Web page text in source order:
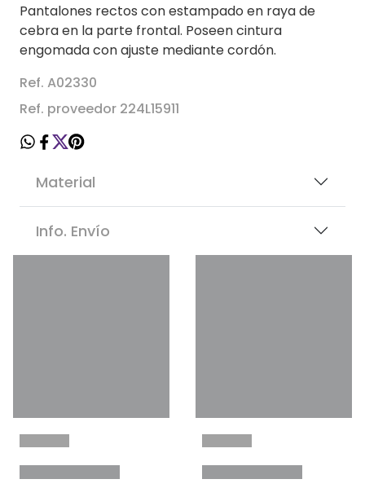
Pantalones rectos con estampado en raya de
cebra en la parte frontal. Poseen cintura
engomada con ajuste mediante cordón.
Ref. A02330
Ref. proveedor 224L15911
Material
Info. Envío